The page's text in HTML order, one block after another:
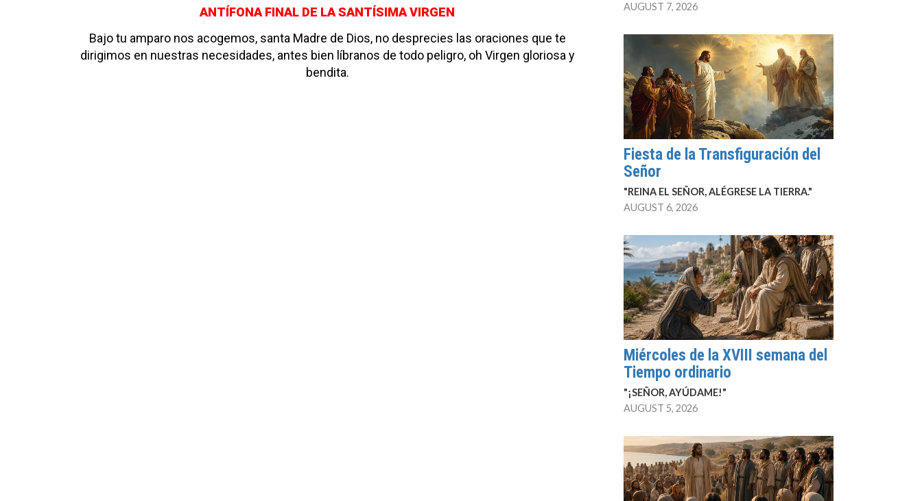
ANTÍFONA FINAL DE LA SANTÍSIMA VIRGEN
Bajo tu amparo nos acogemos, santa Madre de Dios, no desprecies las oraciones que te
dirigimos en nuestras necesidades, antes bien líbranos de todo peligro, oh Virgen gloriosa y
bendita.
AUGUST 7, 2026
Fiesta de la Transfiguración del
Señor
"REINA EL SEÑOR, ALÉGRESE LA TIERRA."
AUGUST 6, 2026
Miércoles de la XVIII semana del
Tiempo ordinario
"¡SEÑOR, AYÚDAME!"
AUGUST 5, 2026